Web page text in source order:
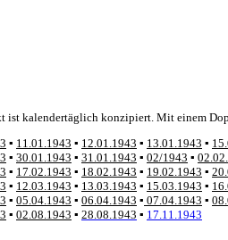
ist kalendertäglich konzipiert. Mit einem
▪ 11.01.1943 ▪ 12.01.1943 ▪ 13.01.1943 ▪
▪ 30.01.1943 ▪ 31.01.1943 ▪ 02/1943 ▪
▪ 17.02.1943 ▪ 18.02.1943 ▪ 19.02.1943 ▪
▪ 12.03.1943 ▪ 13.03.1943 ▪ 15.03.1943 ▪
▪ 05.04.1943 ▪ 06.04.1943 ▪ 07.04.1943 ▪
▪ 02.08.1943 ▪ 28.08.1943 ▪ 17.11.1943